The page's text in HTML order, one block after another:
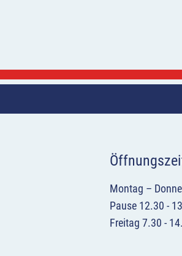
Montag –
Pause 12.30 -
Freitag 7.30 -